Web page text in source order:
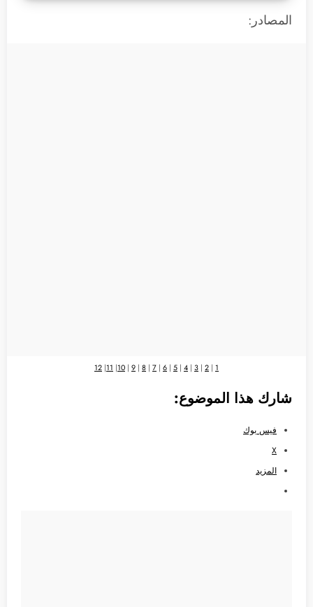
المصادر:
1
|
2
|
3
|
4
|
5
|
6
|
7
|
8
|
9
|
10
|
11
|
12
شارك هذا الموضوع:
فيس بوك
X
المزيد